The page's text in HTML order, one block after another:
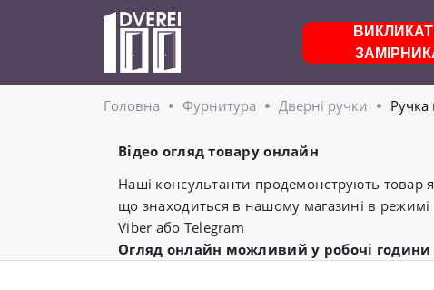
Головнa Фурнитура Дверні ручки Ручка
Відео огляд товару онлайн
Наші консультанти продемонструють товар
що знаходиться в нашому магазині в режимі
Viber або Telegram
Огляд онлайн можливий у робочі